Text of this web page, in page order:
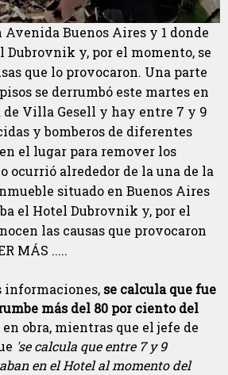
Buenos Aires y 1 donde
Dubrovnik y, por el momento, se
que lo provocaron. Una parte
se derrumbó este martes en
Villa Gesell y hay entre 7 y 9
y bomberos de diferentes
el lugar para remover los
ocurrió alrededor de la una de la
situado en Buenos Aires
el Hotel Dubrovnik y, por el
las causas que provocaron
MÁS .....
informaciones, se calcula que fue
más del 80 por ciento del
en obra, mientras que el jefe de
'se calcula que entre 7 y 9
en el Hotel al momento del